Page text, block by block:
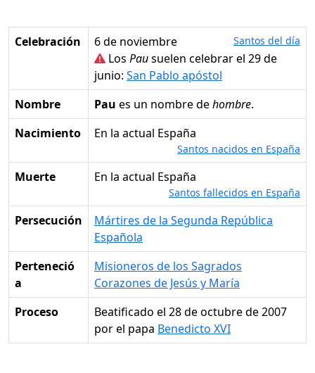
Celebración 6 de noviembre Santos del día
Los Pausuelen celebrar el 29 de
junio: San Pablo apóstol
Nombre
Pau es un nombre dehombre.
Nacimiento
en la actual España
Santos nacidos en España
Muerte en la actual España
Santos fallecidos en España
Persecución
Mártires de la Segunda República
Española
Perteneció
a
Misioneros de los Sagrados
Corazones de Jesús y María
Proceso
Beatificado el 28 de octubre de 2007
por el papa Benedicto XVI